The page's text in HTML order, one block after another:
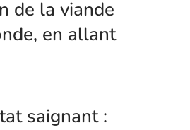
de la viande
en allant
saignant :